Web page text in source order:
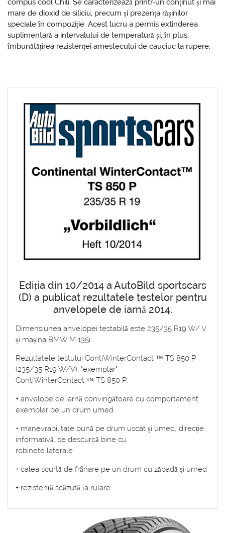
mare de dioxid de siliciu, precum și prezența rășinilor
speciale în compoziție. Acest lucru a permis extinderea
suplimentară a intervalului de temperatură și, în plus,
îmbunătățirea rezistenței amestecului de cauciuc la rupere.
Ediția din 10/2014 a AutoBild sportscars
(D) a publicat rezultatele testelor pentru
anvelopele de iarnă 2014.
Dimensiunea anvelopei testabilă este 235/35 R19 W/ V
și mașina BMW M 135i.
Rezultatele testului ContiWinterContact ™ TS 850 P
(235/35 R19 W/V): "exemplar"
ContiWinterContact ™ TS 850 P:
+ anvelope de iarnă convingătoare cu comportament
exemplar pe un drum umed
+ manevrabilitate bună pe drum uscat și umed, direcție
informativă, se descurcă bine cu
robinete laterale
+ calea scurtă de frânare pe un drum cu zăpadă și umed
+ rezistență scăzută la rulare